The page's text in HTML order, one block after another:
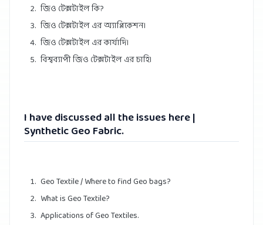
জিও টেক্সটাইল কি?
জিও টেক্সটাইল এর অ্যাপ্লিকেশন।
জিও টেক্সটাইল এর কার্যাদি।
বিশ্বব্যাপী জিও টেক্সটাইল এর চাহি।
I have discussed all the issues here |
Synthetic Geo Fabric.
Geo Textile / Where to find Geo bags?
What is Geo Textile?
Applications of Geo Textiles.